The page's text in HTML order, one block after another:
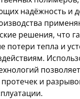
надёжность и
решения, что
потери тепла и
и